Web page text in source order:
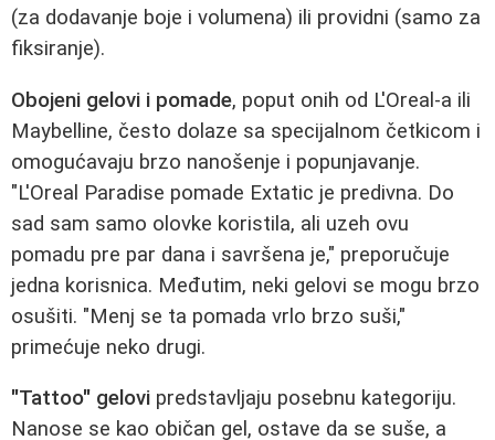
(za dodavanje boje i volumena) ili providni (samo za
fiksiranje).
Obojeni gelovi i pomade, poput onih od L'Oreal-a ili
Maybelline, često dolaze sa specijalnom četkicom i
omogućavaju brzo nanošenje i popunjavanje.
"L'Oreal Paradise pomade Extatic je predivna. Do
sad sam samo olovke koristila, ali uzeh ovu
pomadu pre par dana i savršena je," preporučuje
jedna korisnica. Međutim, neki gelovi se mogu brzo
osušiti. "Menj se ta pomada vrlo brzo suši,"
primećuje neko drugi.
"Tattoo" gelovi predstavljaju posebnu kategoriju.
Nanose se kao običan gel, ostave da se suše, a